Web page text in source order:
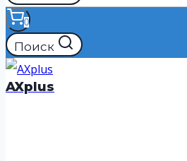
0
Поиск
AXplus